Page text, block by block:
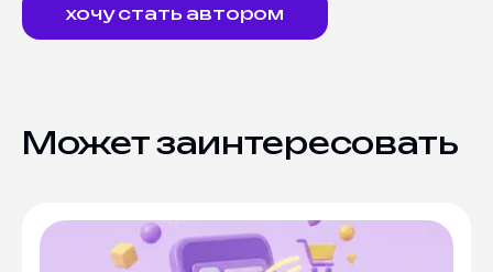
хочу стать автором
Может заинтересовать